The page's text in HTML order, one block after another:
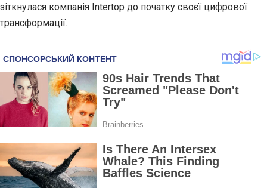
зіткнулася компанія Intertop до початку своєї цифрової
трансформації.